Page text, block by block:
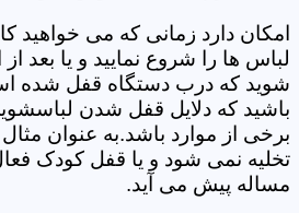
امکان دارد زمانی که می
لباس ها را شروع نمایید و یا بعد
شوید که درب دستگاه قفل شده
باشید که دلایل قفل شدن
برخی از موارد باشد.به عنوان
تخلیه نمی شود و یا قفل کودک
مساله پیش می آید.